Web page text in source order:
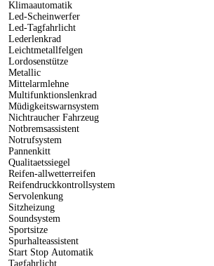
Klimaautomatik
Led-Scheinwerfer
Led-Tagfahrlicht
Lederlenkrad
Leichtmetallfelgen
Lordosenstütze
Metallic
Mittelarmlehne
Multifunktionslenkrad
Müdigkeitswarnsystem
Nichtraucher Fahrzeug
Notbremsassistent
Notrufsystem
Pannenkitt
Qualitaetssiegel
Reifen-allwetterreifen
Reifendruckkontrollsystem
Servolenkung
Sitzheizung
Soundsystem
Sportsitze
Spurhalteassistent
Start Stop Automatik
Tagfahrlicht